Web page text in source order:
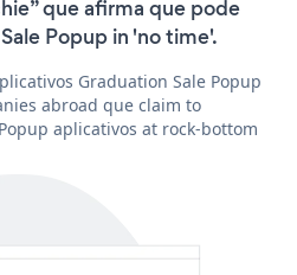
que afirma que pode
Popup in 'no time'.
Graduation Sale Popup
abroad que claim to
aplicativos at rock-bottom